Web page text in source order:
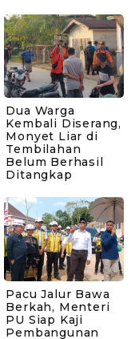
Dua Warga
Kembali Diserang,
Monyet Liar di
Tembilahan
Belum Berhasil
Ditangkap
Pacu Jalur Bawa
Berkah, Menteri
PU Siap Kaji
Pembangunan